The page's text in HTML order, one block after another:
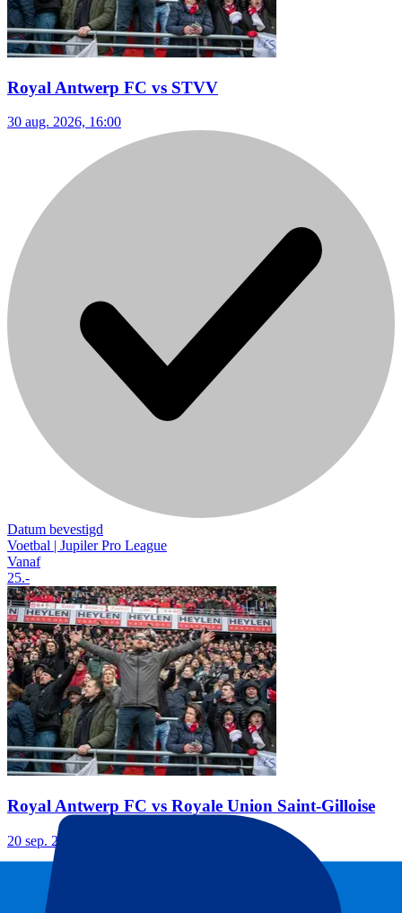
Royal Antwerp FC vs STVV
30 aug. 2026, 16:00
Datum bevestigd
Voetbal | Jupiler Pro League
Vanaf
25.-
Royal Antwerp FC vs Royale Union Saint-Gilloise
20 sep. 2026, 13:30